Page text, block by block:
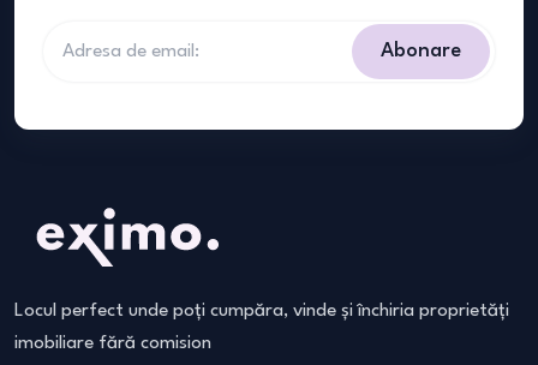
Abonare
Locul perfect unde poți cumpăra, vinde și închiria proprietăți
imobiliare fără comision